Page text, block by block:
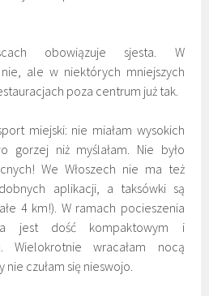
obowiązuje sjesta. W
ale w niektórych mniejszych
poza centrum już tak.
miejski: nie miałam wysokich
gorzej niż myślałam. Nie było
We Włoszech nie ma też
aplikacji, a taksówki są
4 km!). W ramach pocieszenia
jest dość kompaktowym i
Wielokrotnie wracałam nocą
czułam się nieswojo.